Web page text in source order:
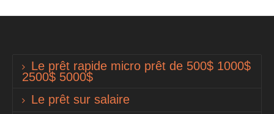
Le prêt rapide micro prêt de 500$ 1000$
2500$ 5000$
Le prêt sur salaire